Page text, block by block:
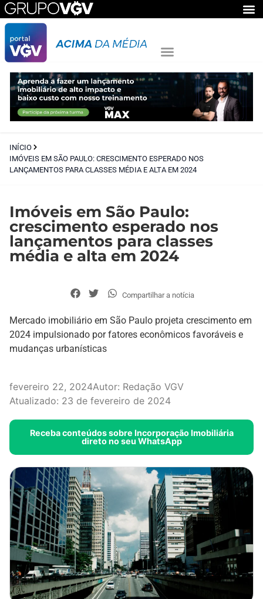
INÍCIO
IMÓVEIS EM SÃO PAULO: CRESCIMENTO ESPERADO NOS
LANÇAMENTOS PARA CLASSES MÉDIA E ALTA EM 2024
Imóveis em São Paulo:
crescimento esperado nos
lançamentos para classes
média e alta em 2024
Compartilhar a notícia
Mercado imobiliário em São Paulo projeta crescimento em
2024 impulsionado por fatores econômicos favoráveis e
mudanças urbanísticas
fevereiro 22, 2024Autor: Redação VGV
Atualizado: 23 de fevereiro de 2024
Receba conteúdos sobre Incorporação Imobiliária
direto no seu WhatsApp